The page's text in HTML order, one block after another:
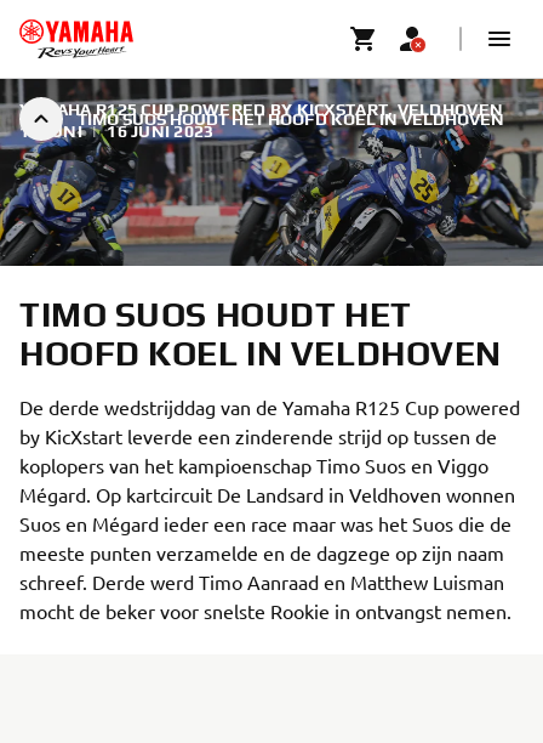
TIMO SUOS HOUDT HET HOOFD KOEL IN VELDHOVEN
YAMAHA R125 CUP POWERED BY KICXSTART, VELDHOVEN
17 JUNI | 16 JUNI 2023
TIMO SUOS HOUDT HET
HOOFD KOEL IN VELDHOVEN
De derde wedstrijddag van de Yamaha R125 Cup powered
by KicXstart leverde een zinderende strijd op tussen de
koplopers van het kampioenschap Timo Suos en Viggo
Mégard. Op kartcircuit De Landsard in Veldhoven wonnen
Suos en Mégard ieder een race maar was het Suos die de
meeste punten verzamelde en de dagzege op zijn naam
schreef. Derde werd Timo Aanraad en Matthew Luisman
mocht de beker voor snelste Rookie in ontvangst nemen.